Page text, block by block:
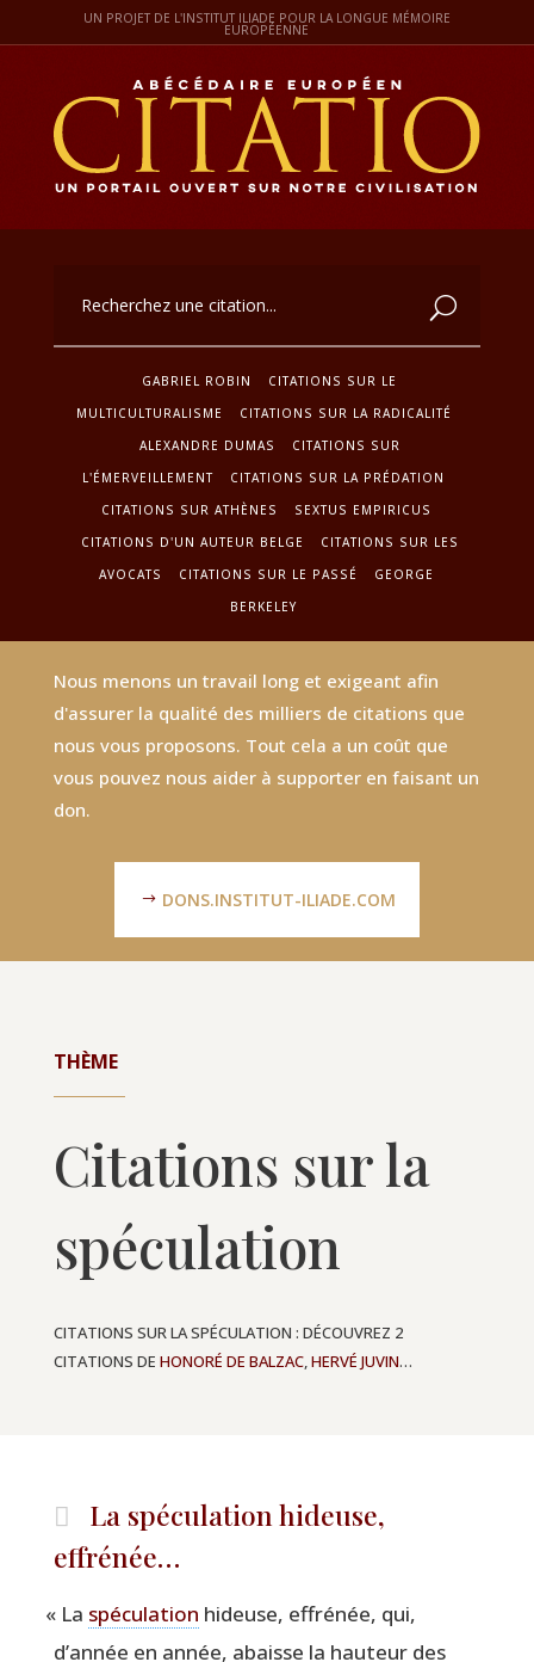
UN PROJET DE L'INSTITUT ILIADE POUR LA LONGUE MÉMOIRE
EUROPÉENNE
GABRIEL ROBIN
CITATIONS SUR LE
MULTICULTURALISME
CITATIONS SUR LA RADICALITÉ
ALEXANDRE DUMAS
CITATIONS SUR
L'ÉMERVEILLEMENT
CITATIONS SUR LA PRÉDATION
CITATIONS SUR ATHÈNES
SEXTUS EMPIRICUS
CITATIONS D'UN AUTEUR BELGE
CITATIONS SUR LES
AVOCATS
CITATIONS SUR LE PASSÉ
GEORGE
BERKELEY
Nous menons un travail long et exigeant afin
d'assurer la qualité des milliers de citations que
nous vous proposons. Tout cela a un coût que
vous pouvez nous aider à supporter en faisant un
don.
DONS.INSTITUT-ILIADE.COM
THÈME
Citations sur la
spéculation
CITATIONS SUR LA SPÉCULATION : DÉCOUVREZ 2
CITATIONS DE HONORÉ DE BALZAC,HERVÉ JUVIN…
La spéculation hideuse,
effrénée…
« La spé­cu­la­tion hideuse, effré­née, qui,
d’année en année, abaisse la hau­teur des